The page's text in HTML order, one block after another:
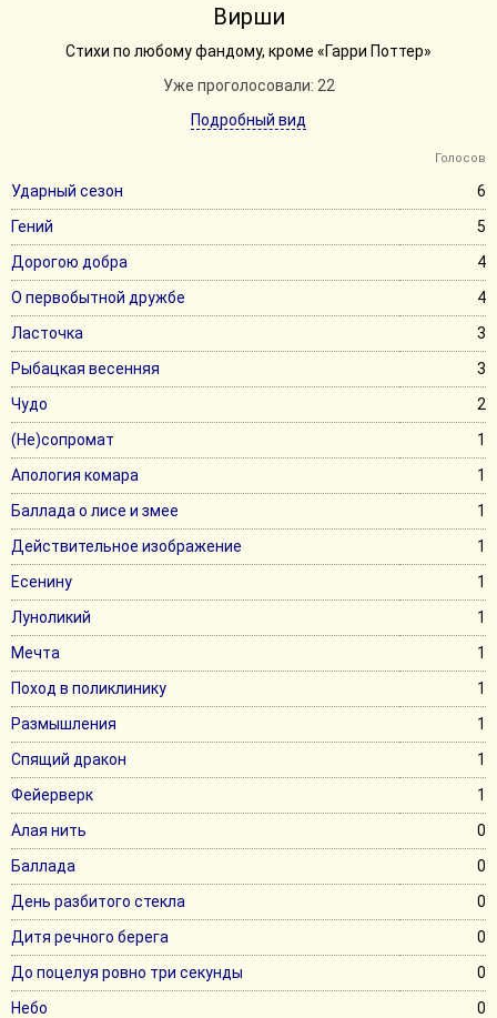
Вирши
Стихи по любому фандому, кроме «Гарри Поттер»
Уже проголосовали: 22
Подробный вид
Голосов
Ударный сезон
6
Гений
5
Дорогою добра
4
О первобытной дружбе
4
Ласточка
3
Рыбацкая весенняя
3
Чудо
2
(Не)сопромат
1
Апология комара
1
Баллада о лисе и змее
1
Действительное изображение
1
Есенину
1
Луноликий
1
Мечта
1
Поход в поликлинику
1
Размышления
1
Спящий дракон
1
Фейерверк
1
Алая нить
0
Баллада
0
День разбитого стекла
0
Дитя речного берега
0
До поцелуя ровно три секунды
0
Небо
0